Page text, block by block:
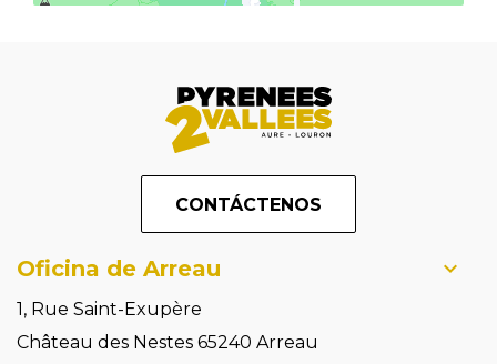
CONTÁCTENOS
Oficina de Arreau
1, Rue Saint-Exupère
Château des Nestes 65240 Arreau